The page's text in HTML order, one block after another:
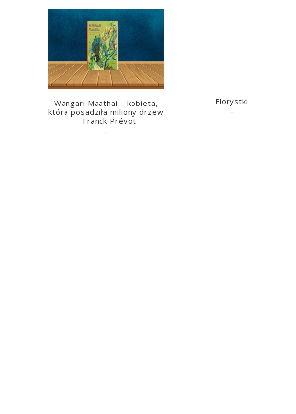
Wangari Maathai – kobieta,
która posadziła miliony drzew
– Franck Prévot
Florystki